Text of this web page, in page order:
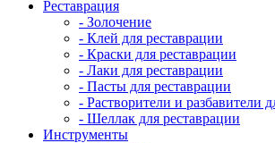
Реставрация
- Золочение
- Клей для реставрации
- Краски для реставрации
- Лаки для реставрации
- Пасты для реставрации
- Растворители и разбавители
- Шеллак для реставрации
Инструменты